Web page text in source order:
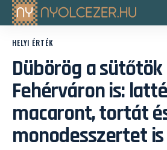
HELYI ÉRTÉK
Dübörög a sütőtök
Fehérváron is:
macaront, tortát
monodesszertet